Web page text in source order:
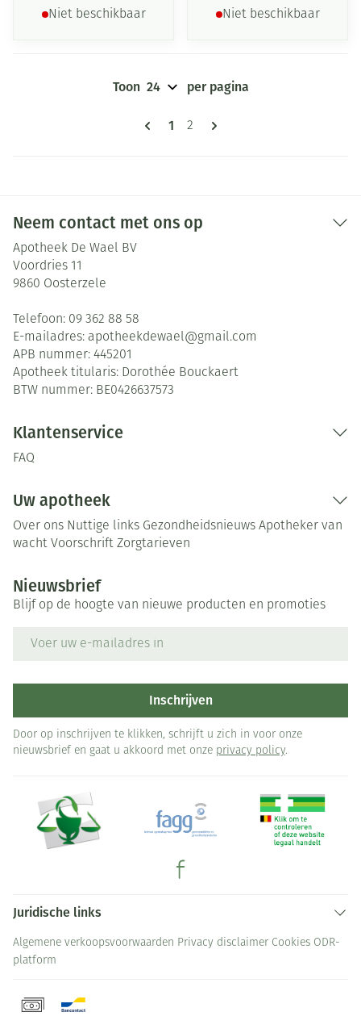
Niet beschikbaar Niet beschikbaar
Pagina's
U lees momenteel pagina
1 Pagina
2
Toon per pagina
Neem contact met ons op
Apotheek De Wael BV
Voordries 11
9860 Oosterzele
Telefoon: 09 362 88 58
E-mailadres: apotheekdewael@gmail.com
APB nummer: 445201
Apotheek titularis: Dorothée Bouckaert
BTW nummer: BE0426637573
Klantenservice
FAQ
Uw apotheek
Over ons Nuttige links Gezondheidsnieuws Apotheker van
wacht Voorschrift Zorgtarieven
Nieuwsbrief
Blijf op de hoogte van nieuwe producten en promoties
Inschrijven
Door op inschrijven te klikken, schrijft u zich in voor onze
nieuwsbrief en gaat u akkoord met onze privacy policy.
Juridische links
Algemene verkoopsvoorwaarden Privacy disclaimer Cookies ODR-
platform